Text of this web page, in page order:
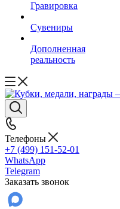
Гравировка
Сувениры
Дополненная
реальность
Телефоны
+7 (499) 151-52-01
WhatsApp
Telegram
Заказать звонок